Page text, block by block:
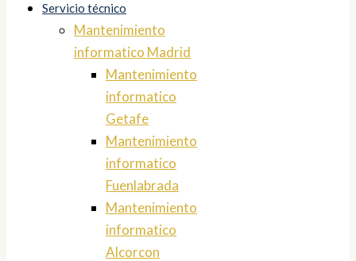
Servicio técnico
Mantenimiento
informatico Madrid
Mantenimiento
informatico
Getafe
Mantenimiento
informatico
Fuenlabrada
Mantenimiento
informatico
Alcorcon